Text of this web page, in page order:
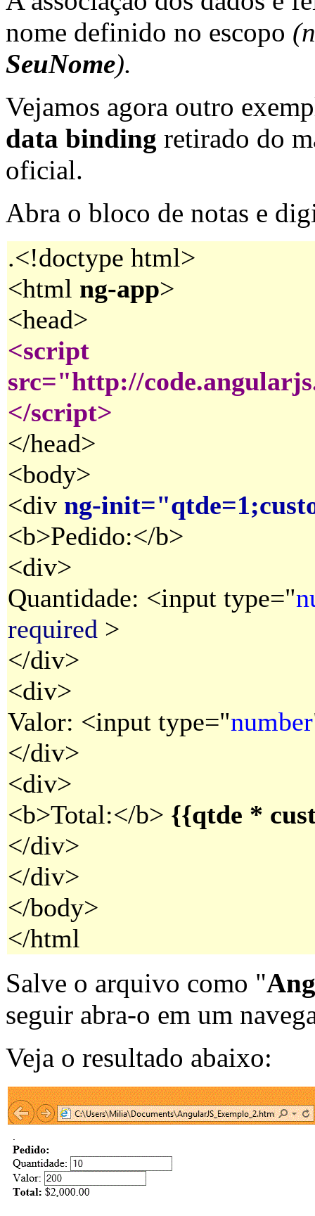
nome definido no escopo
SeuNome).
Vejamos agora outro
data binding retirado do
oficial.
Abra o bloco de notas e
.<!doctype html>
<html ng-app>
<head>
<script
src="http://
</script>
</head>
<body>
<div ng-
<b>Pedido:</b>
<div>
Quantidade: <input type="
required >
</div>
<div>
Valor: <input type="number
</div>
<div>
<b>Total:</b> {{qtde *
</div>
</div>
</body>
</html
Salve o arquivo como "
seguir abra-o em um
Veja o resultado abaixo: